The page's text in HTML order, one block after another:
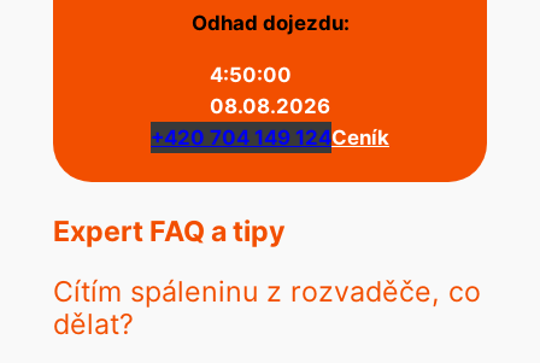
Odhad dojezdu:
4:50:00
08.08.2026
+420 704 149 124Ceník
Expert FAQ a tipy
Cítím spáleninu z rozvaděče, co
dělat?